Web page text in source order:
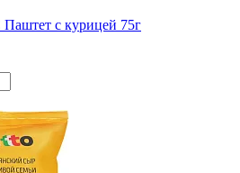
с курицей 75г